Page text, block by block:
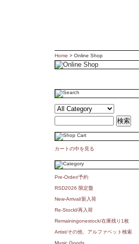
Home > Online Shop
カートの中を見る
Pre-Order/予約
RSD2026 限定盤
New-Arrival/新入荷
Re-Stockl/再入荷
Remainingonestock/在庫残り1枚
Artist/その他、アルファベット検索
Music Goods